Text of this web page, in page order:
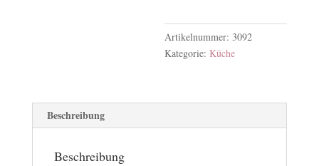
Menge
Artikelnummer:3092
Kategorie: Küche
Beschreibung
Beschreibung